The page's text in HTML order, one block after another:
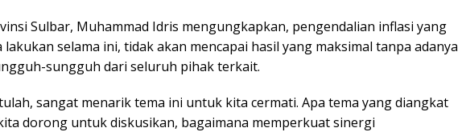
Sulbar, Muhammad Idris mengungkapkan, pengendalian inflasi yang
selama ini, tidak akan mencapai hasil yang maksimal tanpa adanya
sungguh dari seluruh pihak terkait.
sangat menarik tema ini untuk kita cermati. Apa tema yang diangkat
dorong untuk diskusikan, bagaimana memperkuat sinergi